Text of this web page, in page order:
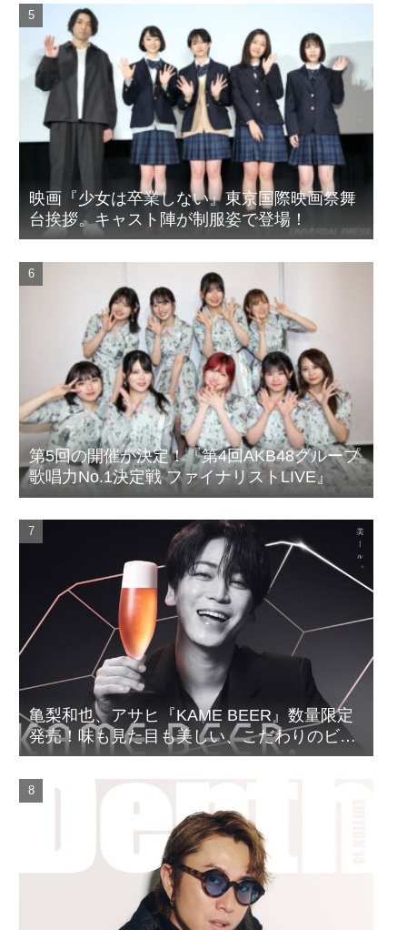
映画『少女は卒業しない』東京国際映画祭舞
台挨拶。キャスト陣が制服姿で登場！
第5回の開催が決定！『第4回AKB48グループ
歌唱力No.1決定戦 ファイナリストLIVE』
亀梨和也、アサヒ『KAME BEER』数量限定
発売！味も見た目も美しい、こだわりのビー
ルがついに完成